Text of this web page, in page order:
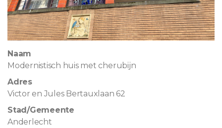
Naam
Modernistisch huis met cherubijn
Adres
Victor en Jules Bertauxlaan 62
Stad/Gemeente
Anderlecht